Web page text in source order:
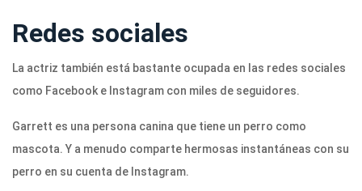
Redes sociales
La actriz también está bastante ocupada en las redes sociales
como Facebook e Instagram con miles de seguidores.
Garrett es una persona canina que tiene un perro como
mascota. Y a menudo comparte hermosas instantáneas con su
perro en su cuenta de Instagram.